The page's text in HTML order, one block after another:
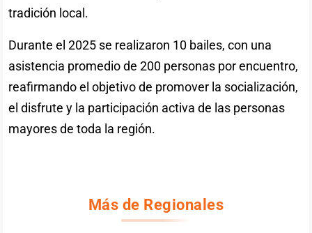
tradición local.
Durante el 2025 se realizaron 10 bailes, con una
asistencia promedio de 200 personas por encuentro,
reafirmando el objetivo de promover la socialización,
el disfrute y la participación activa de las personas
mayores de toda la región.
Más de Regionales